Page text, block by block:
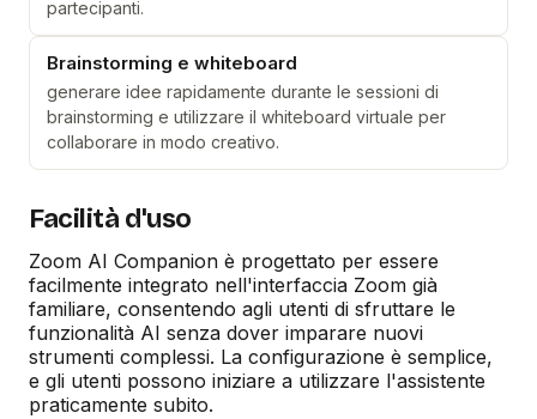
partecipanti.
Brainstorming e whiteboard
generare idee rapidamente durante le sessioni di
brainstorming e utilizzare il whiteboard virtuale per
collaborare in modo creativo.
Facilità d'uso
Zoom AI Companion è progettato per essere
facilmente integrato nell'interfaccia Zoom già
familiare, consentendo agli utenti di sfruttare le
funzionalità AI senza dover imparare nuovi
strumenti complessi. La configurazione è semplice,
e gli utenti possono iniziare a utilizzare l'assistente
praticamente subito.